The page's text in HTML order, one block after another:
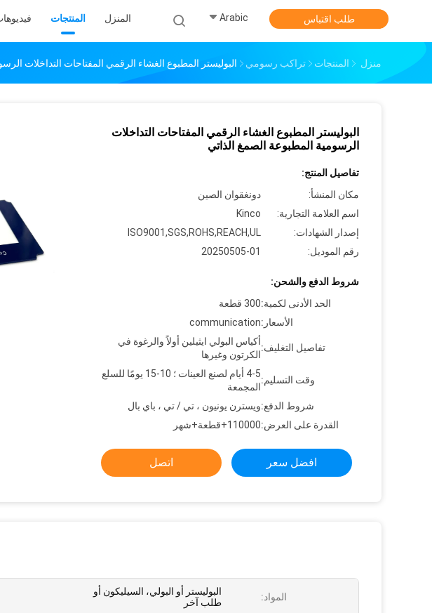
المنزل المنتجات Arabic طلب اقتباس
منزل المنتجات تراكب رسومي البوليستر المطبوع الغشاء الرقمي المفتاحات التداخلات
البوليستر المطبوع الغشاء الرقمي المفتاحات التداخلات
الرسومية المطبوعة الصمغ الذاتي
تفاصيل المنتج:
مكان المنشأ:
دونغقوان الصين
اسم العلامة التجارية:
Kinco
إصدار الشهادات:
ISO9001,SGS,ROHS,REACH,UL
رقم الموديل:
20250505-01
شروط الدفع والشحن:
الحد الأدنى لكمية:300 قطعة
الأسعار:communication
تفاصيل التغليف:
أكياس البولي ايثيلين أولاً والرغوة في
الكرتون وغيرها
وقت التسليم:
4-5 أيام لصنع العينات ؛ 10-15 يومًا للسلع
المجمعة
شروط الدفع:ويسترن يونيون ، تي / تي ، باي بال
القدرة على العرض:110000+قطعة+شهر
افضل سعر اتصل
المواد:
البوليستر أو البولي، السيليكون أو
طلب آخر